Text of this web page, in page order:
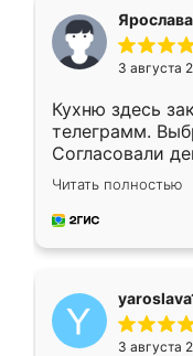
Ярослава
3 августа
Кухню здесь
телеграмм.
Согласовали
недели кухня
довольны
мебель за
Читать полностью
3 августа